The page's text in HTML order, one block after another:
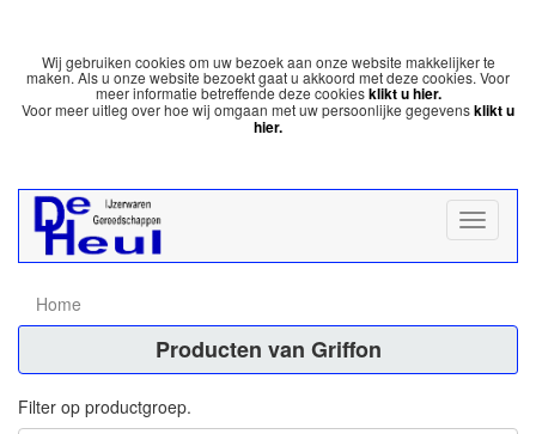
Wij gebruiken cookies om uw bezoek aan onze website makkelijker te
maken. Als u onze website bezoekt gaat u akkoord met deze cookies. Voor
meer informatie betreffende deze cookiesklikt u hier.
Voor meer uitleg over hoe wij omgaan met uw persoonlijke gegevensklikt u
hier.
Home
Producten van Griffon
Filter op productgroep.